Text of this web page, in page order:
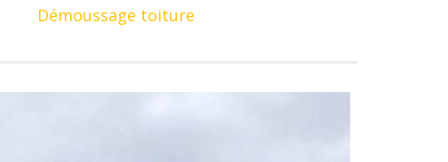
Démoussage toiture